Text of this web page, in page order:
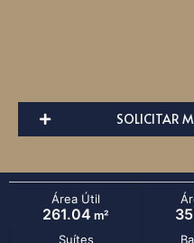
SOLICITAR
Área Útil
261.04 m²
Suítes